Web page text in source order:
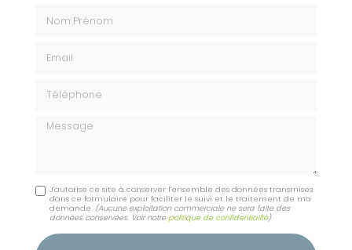
Message
J'autorise ce site à conserver l'ensemble des données transmises
dans ce formulaire pour faciliter le suivi et le traitement de ma
demande. (Aucune exploitation commerciale ne sera faite des
données conservées. Voir notrepolitique de confidentialité)